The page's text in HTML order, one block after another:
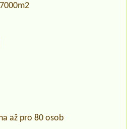
až pro 80 osob